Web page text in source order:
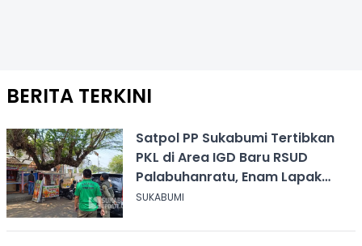
BERITA TERKINI
Satpol PP Sukabumi Tertibkan
PKL di Area IGD Baru RSUD
Palabuhanratu, Enam Lapak
Dibongkar Mandiri
SUKABUMI